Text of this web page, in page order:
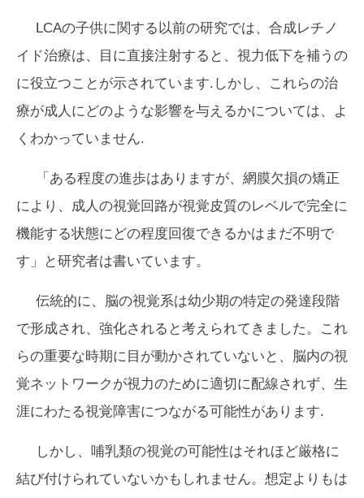
LCAの子供に関する以前の研究では、合成レチノ
イド治療は、目に直接注射すると、視力低下を補うの
に役立つことが示されています.しかし、これらの治
療が成人にどのような影響を与えるかについては、よ
くわかっていません.
「ある程度の進歩はありますが、網膜欠損の矯正
により、成人の視覚回路が視覚皮質のレベルで完全に
機能する状態にどの程度回復できるかはまだ不明で
す」と研究者は書いています。
伝統的に、脳の視覚系は幼少期の特定の発達段階
で形成され、強化されると考えられてきました。これ
らの重要な時期に目が動かされていないと、脳内の視
覚ネットワークが視力のために適切に配線されず、生
涯にわたる視覚障害につながる可能性があります.
しかし、哺乳類の視覚の可能性はそれほど厳格に
結び付けられていないかもしれません。想定よりもは